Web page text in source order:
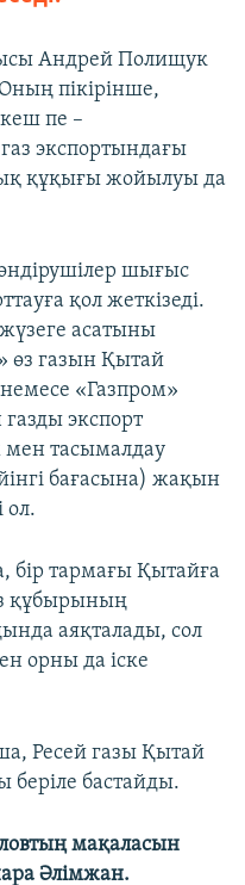
Андрей Полищук
пікірінше,
пе –
экспортындағы
құқығы жойылуы да
өндірушілер шығыс
қол жеткізеді.
асатыны
өз газын Қытай
«Газпром»
экспорт
мен тасымалдау
бағасына) жақын
ол.
тармағы Қытайға
құбырының
аяқталады, сол
орны да іске
Ресей газы Қытай
бастайды.
мақаласын
Әлімжан.